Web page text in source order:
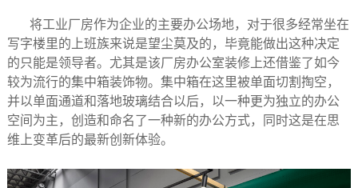
将工业厂房作为企业的主要办公场地，对于很多经常坐在
写字楼里的上班族来说是望尘莫及的，毕竟能做出这种决定
的只能是领导者。尤其是该厂房办公室装修上还借鉴了如今
较为流行的集中箱装饰物。集中箱在这里被单面切割掏空，
并以单面通道和落地玻璃结合以后，以一种更为独立的办公
空间为主，创造和命名了一种新的办公方式，同时这是在思
维上变革后的最新创新体验。